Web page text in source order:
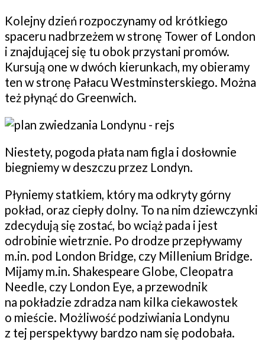
Kolejny dzień rozpoczynamy od krótkiego
spaceru nadbrzeżem w stronę Tower of London
i znajdującej się tu obok przystani promów.
Kursują one w dwóch kierunkach, my obieramy
ten w stronę Pałacu Westminsterskiego. Można
też płynąć do Greenwich.
Niestety, pogoda płata nam figla i dosłownie
biegniemy w deszczu przez Londyn.
Płyniemy statkiem, który ma odkryty górny
pokład, oraz ciepły dolny. To na nim dziewczynki
zdecydują się zostać, bo wciąż pada i jest
odrobinie wietrznie. Po drodze przepływamy
m.in. pod London Bridge, czy Millenium Bridge.
Mijamy m.in. Shakespeare Globe, Cleopatra
Needle, czy London Eye, a przewodnik
na pokładzie zdradza nam kilka ciekawostek
o mieście. Możliwość podziwiania Londynu
z tej perspektywy bardzo nam się podobała.